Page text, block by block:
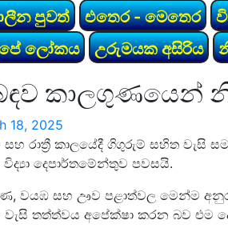
පුවත් එතෙර - මෙතෙර
ලෝකය
උරුමයක අසිරිය
කාලගුණයෙන්
18, 2025
සහ රාත්‍රී කාලයේදී ගිගුරුම් සහිත වැසි
දෙපාර්තමේන්තුව පවසයි.
වයඹ සහ ඌව පළාත්වල මෙන්ම
තත්ත්වය අපේක්ෂා කරන බව එම